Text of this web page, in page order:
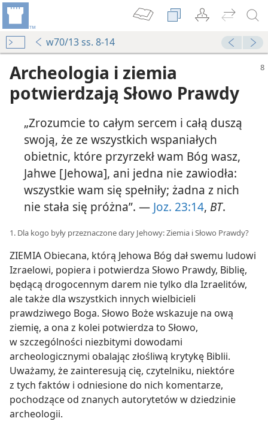
w70/13 ss. 8-14
sprawozdanie
Archeologia i ziemia
potwierdzają Słowo Prawdy
„Zrozumcie to całym sercem i całą duszą
swoją, że ze wszystkich wspaniałych
obietnic, które przyrzekł wam Bóg wasz,
Jahwe [Jehowa], ani jedna nie zawiodła:
wszystkie wam się spełniły; żadna z nich
nie stała się próżna”. — Joz. 23:14, BT.
1. Dla kogo były przeznaczone dary Jehowy: Ziemia i Słowo Prawdy?
ZIEMIA Obiecana, którą Jehowa Bóg dał swemu ludowi
Izraelowi, popiera i potwierdza Słowo Prawdy, Biblię,
będącą drogocennym darem nie tylko dla Izraelitów,
ale także dla wszystkich innych wielbicieli
prawdziwego Boga. Słowo Boże wskazuje na ową
ziemię, a ona z kolei potwierdza to Słowo,
w szczególności niezbitymi dowodami
archeologicznymi obalając złośliwą krytykę Biblii.
Uważamy, że zainteresują cię, czytelniku, niektóre
z tych faktów i odniesione do nich komentarze,
pochodzące od znanych autorytetów w dziedzinie
archeologii.